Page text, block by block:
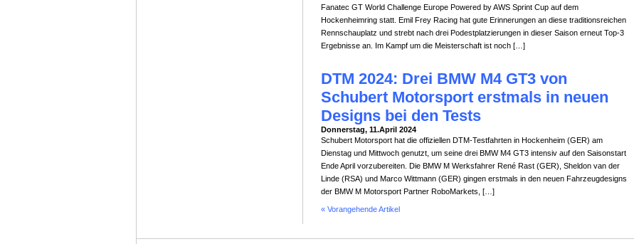
Fanatec GT World Challenge Europe Powered by AWS Sprint Cup auf dem
Hockenheimring statt. Emil Frey Racing hat gute Erinnerungen an diese traditionsreichen
Rennschauplatz und strebt nach drei Podestplatzierungen in dieser Saison erneut Top-3
Ergebnisse an. Im Kampf um die Meisterschaft ist noch […]
DTM 2024: Drei BMW M4 GT3 von
Schubert Motorsport erstmals in neuen
Designs bei den Tests
Donnerstag, 11.April 2024
Schubert Motorsport hat die offiziellen DTM-Testfahrten in Hockenheim (GER) am
Dienstag und Mittwoch genutzt, um seine drei BMW M4 GT3 intensiv auf den Saisonstart
Ende April vorzubereiten. Die BMW M Werksfahrer René Rast (GER), Sheldon van der
Linde (RSA) und Marco Wittmann (GER) gingen erstmals in den neuen Fahrzeugdesigns
der BMW M Motorsport Partner RoboMarkets, […]
« Vorangehende Artikel